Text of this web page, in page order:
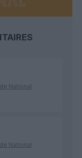
National
National